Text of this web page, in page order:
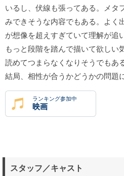
いるし、伏線も張ってある。メタ
みできそうな内容でもある。よく
が想像を超えすぎていて理解が追
もっと段階を踏んで描いて欲しい
読めてつまらなくなりそうでもあ
結局、相性が合うかどうかの問題
ランキング参加中
映画
スタッフ／キャスト